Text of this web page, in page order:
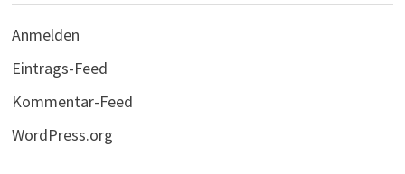
Anmelden
Eintrags-Feed
Kommentar-Feed
WordPress.org